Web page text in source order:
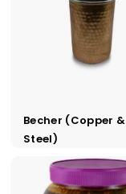
Becher (Copper &
Steel)